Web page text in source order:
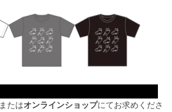
またはオンラインショップにてお求めくださ